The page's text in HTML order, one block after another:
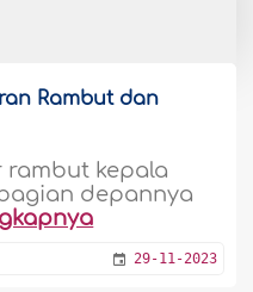
Rambut dan
rambut kepala
depannya
29-11-2023